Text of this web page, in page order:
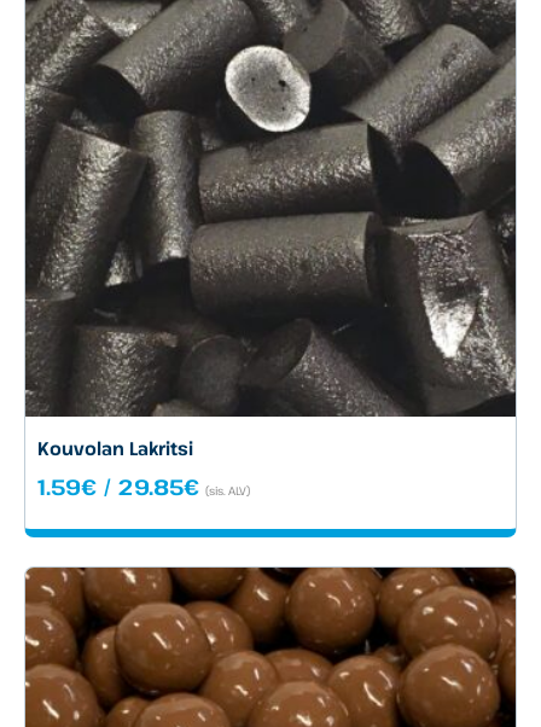
Kouvolan Lakritsi
1.59€ / 29.85€Hintaluokka:
-
(sis. ALV)